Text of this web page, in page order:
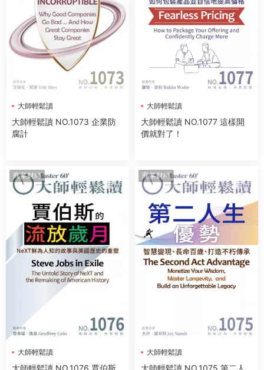
大師輕鬆讀
大師輕鬆讀 NO.1073 企業防
腐計
大師輕鬆讀
大師輕鬆讀 NO.1077 這樣開
價就對了！
商業财經
大師輕鬆讀
大師輕鬆讀 NO.1076 賈伯斯
商業财經
大師輕鬆讀
大師輕鬆讀 NO.1075 第二人